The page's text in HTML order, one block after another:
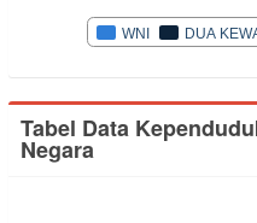
WNI DUA
Tabel Data
Negara